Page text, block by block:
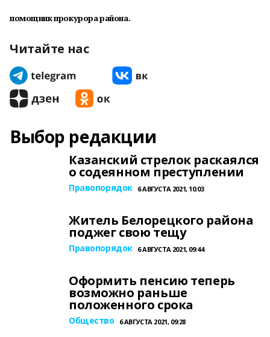
помощник прокурора района.
Читайте нас
Выбор редакции
Казанский стрелок раскаялся
о содеянном преступлении
Правопорядок 6 АВГУСТА 2021, 10:03
Житель Белорецкого района
поджег свою тещу
Правопорядок 6 АВГУСТА 2021, 09:44
Оформить пенсию теперь
возможно раньше
положенного срока
Общество 6 АВГУСТА 2021, 09:28